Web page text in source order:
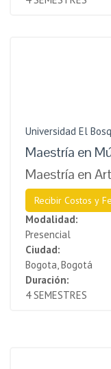
Universidad El
Maestría en
Maestría en
Recibir Costos y
Modalidad:
Presencial
Ciudad:
Bogota, Bogotá
Duración:
4 SEMESTRES